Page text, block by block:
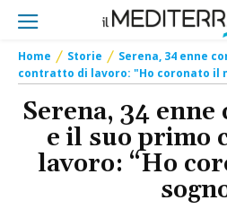
Home Storie
Serena, 34 enne
contratto di lavoro: "Ho coronato il
Serena, 34
e il suo primo
lavoro: “Ho